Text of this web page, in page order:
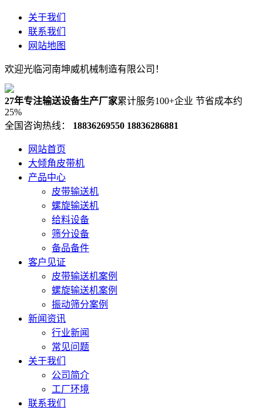
关于我们
联系我们
网站地图
欢迎光临河南坤威机械制造有限公司！
27年专注输送设备生产厂家累计服务100+企业 节省成本约
25%
全国咨询热线：
18836269550 18836286881
网站首页
大倾角皮带机
产品中心
皮带输送机
螺旋输送机
给料设备
筛分设备
备品备件
客户见证
皮带输送机案例
螺旋输送机案例
振动筛分案例
新闻资讯
行业新闻
常见问题
关于我们
公司简介
工厂环境
联系我们